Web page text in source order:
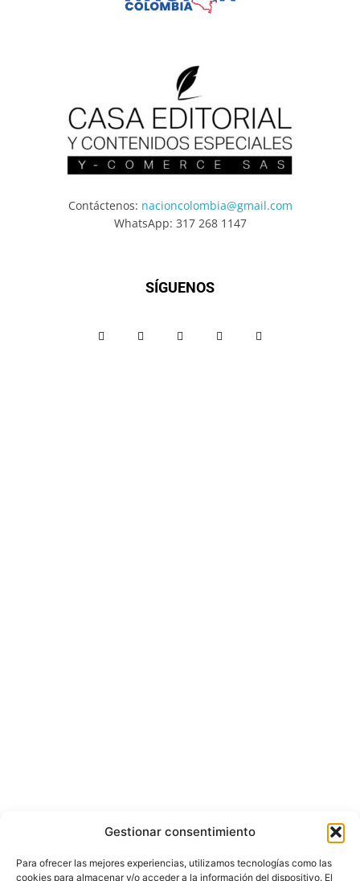
Gestionar consentimiento
Para ofrecer las mejores experiencias, utilizamos tecnologías como las
cookies para almacenar y/o acceder a la información del dispositivo. El
Contáctenos: nacioncolombia@gmail.com
WhatsApp: 317 268 1147
SÍGUENOS